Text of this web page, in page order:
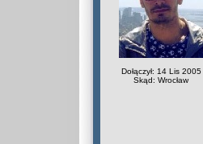
Dołączył: 14 Lis 2005
Skąd: Wrocław